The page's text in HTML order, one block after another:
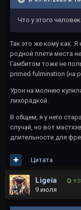
Что у этого
Так это же кому как. Я
родной плети места
Гамбитом тоже не
primed fulmination (на
Урон на молнию
лихорадкой.
В общем, я у него
случай, но вот
длительности для
Цитата
Ligeia 9
9 июля